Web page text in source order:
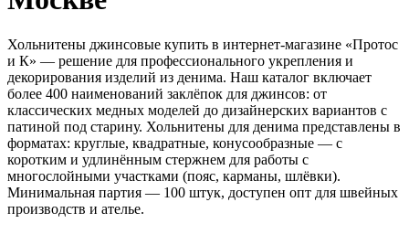
Хольнитены джинсовые купить в интернет-магазине «Протос
и К» — решение для профессионального укрепления и
декорирования изделий из денима. Наш каталог включает
более 400 наименований заклёпок для джинсов: от
классических медных моделей до дизайнерских вариантов с
патиной под старину. Хольнитены для денима представлены в
форматах: круглые, квадратные, конусообразные — с
коротким и удлинённым стержнем для работы с
многослойными участками (пояс, карманы, шлёвки).
Минимальная партия — 100 штук, доступен опт для швейных
производств и ателье.